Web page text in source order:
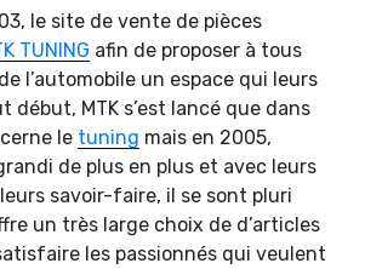
le site de vente de pièces
TUNING afin de proposer à tous
l’automobile un espace qui leurs
début, MTK s’est lancé que dans
le tuning mais en 2005,
de plus en plus et avec leurs
savoir-faire, il se sont pluri
un très large choix de d’articles
les passionnés qui veulent